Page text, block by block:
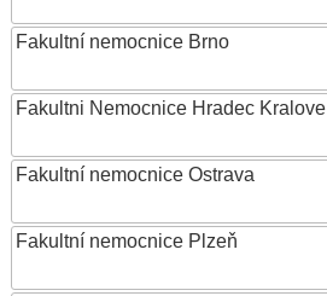
Fakultní nemocnice Brno
Fakultni Nemocnice Hradec Kralove
Fakultní nemocnice Ostrava
Fakultní nemocnice Plzeň